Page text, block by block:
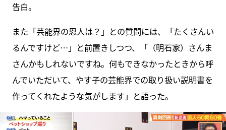
告白。
また「芸能界の恩人は？」との質問には、「たくさんい
るんですけど…」と前置きしつつ、「（明石家）さんま
さんかもしれないですね。何もできなかったときから呼
んでいただいて、やす子の芸能界での取り扱い説明書を
作ってくれたような気がします」と語った。